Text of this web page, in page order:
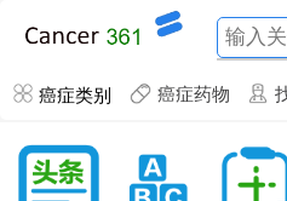
癌症类别 癌症药物